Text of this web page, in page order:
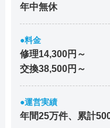
年中無休
●料金
修理14,300円～
交換38,500円～
●運営実績
年間25万件、累計